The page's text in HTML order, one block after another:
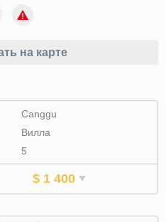
на карте
Canggu
Вилла
5
$ 1 400